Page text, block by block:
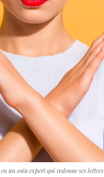
soin expert qui redonne ses